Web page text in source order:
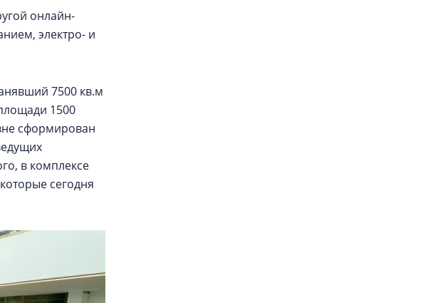
онлайн-
электро- и
7500 кв.м
1500
сформирован
в комплексе
сегодня